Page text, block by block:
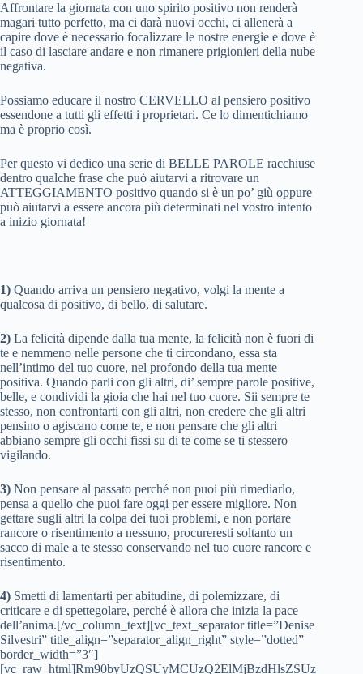
Affrontare la giornata con uno spirito positivo non renderà
magari tutto perfetto, ma ci darà nuovi occhi, ci allenerà a
capire dove è necessario focalizzare le nostre energie e dove è
il caso di lasciare andare e non rimanere prigionieri della nube
negativa.
Possiamo educare il nostro CERVELLO al pensiero positivo
essendone a tutti gli effetti i proprietari. Ce lo dimentichiamo
ma è proprio così.
Per questo vi dedico una serie di BELLE PAROLE racchiuse
dentro qualche frase che può aiutarvi a ritrovare un
ATTEGGIAMENTO positivo quando si è un po’ giù oppure
può aiutarvi a essere ancora più determinati nel vostro intento
a inizio giornata!
1) Quando arriva un pensiero negativo, volgi la mente a
qualcosa di positivo, di bello, di salutare.
2) La felicità dipende dalla tua mente, la felicità non è fuori di
te e nemmeno nelle persone che ti circondano, essa sta
nell’intimo del tuo cuore, nel profondo della tua mente
positiva. Quando parli con gli altri, di’ sempre parole positive,
belle, e condividi la gioia che hai nel tuo cuore. Sii sempre te
stesso, non confrontarti con gli altri, non credere che gli altri
pensino o agiscano come te, e non pensare che gli altri
abbiano sempre gli occhi fissi su di te come se ti stessero
vigilando.
3) Non pensare al passato perché non puoi più rimediarlo,
pensa a quello che puoi fare oggi per essere migliore. Non
gettare sugli altri la colpa dei tuoi problemi, e non portare
rancore o risentimento a nessuno, procureresti soltanto un
sacco di male a te stesso conservando nel tuo cuore rancore e
risentimento.
4) Smetti di lamentarti per abitudine, di polemizzare, di
criticare e di spettegolare, perché è allora che inizia la pace
dell’anima.[/vc_column_text][vc_text_separator title=”Denise
Silvestri” title_align=”separator_align_right” style=”dotted”
border_width=”3″]
[vc_raw_html]Rm90byUzQSUyMCUzQ2ElMjBzdHlsZSUz